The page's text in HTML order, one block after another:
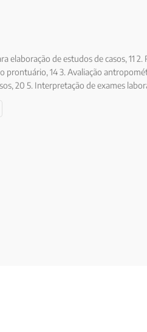
elaboração de estudos de casos, 11
14 3. Avaliação
20 5. Interpretação de exames
nutricionais nos ciclos normais
nutrientes, 191 9. Formulário de